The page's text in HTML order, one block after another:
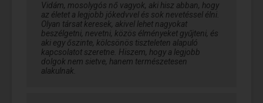
Vidám, mosolygós nő vagyok, aki hisz abban, hogy
az életet a legjobb jókedvvel és sok nevetéssel élni.
Olyan társat keresek, akivel lehet nagyokat
beszélgetni, nevetni, közös élményeket gyűjteni, és
aki egy őszinte, kölcsönös tiszteleten alapuló
kapcsolatot szeretne. Hiszem, hogy a legjobb
dolgok nem sietve, hanem természetesen
alakulnak.